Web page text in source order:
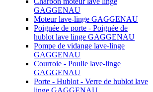
GAGGENAU
Moteur lave-linge GAGGENAU
Poignée de porte - Poignée de
hublot lave linge GAGGENAU
Pompe de vidange lave-linge
GAGGENAU
Courroie - Poulie lave-linge
GAGGENAU
Porte - Hublot - Verre de hublot lave
linge GAGGENAU